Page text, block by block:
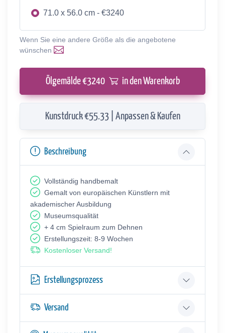
71.0 x 56.0 cm - €3240
Wenn Sie eine andere Größe als die angebotene
wünschen
Ölgemälde €3240 in den Warenkorb
Kunstdruck €55.33 | Anpassen & Kaufen
Beschreibung
Vollständig handbemalt
Gemalt von europäischen Künstlern mit
akademischer Ausbildung
Museumsqualität
+ 4 cm Spielraum zum Dehnen
Erstellungszeit: 8-9 Wochen
Kostenloser Versand!
Erstellungsprozess
Versand